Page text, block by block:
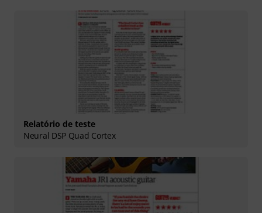
Relatório de teste
Neural DSP Quad Cortex